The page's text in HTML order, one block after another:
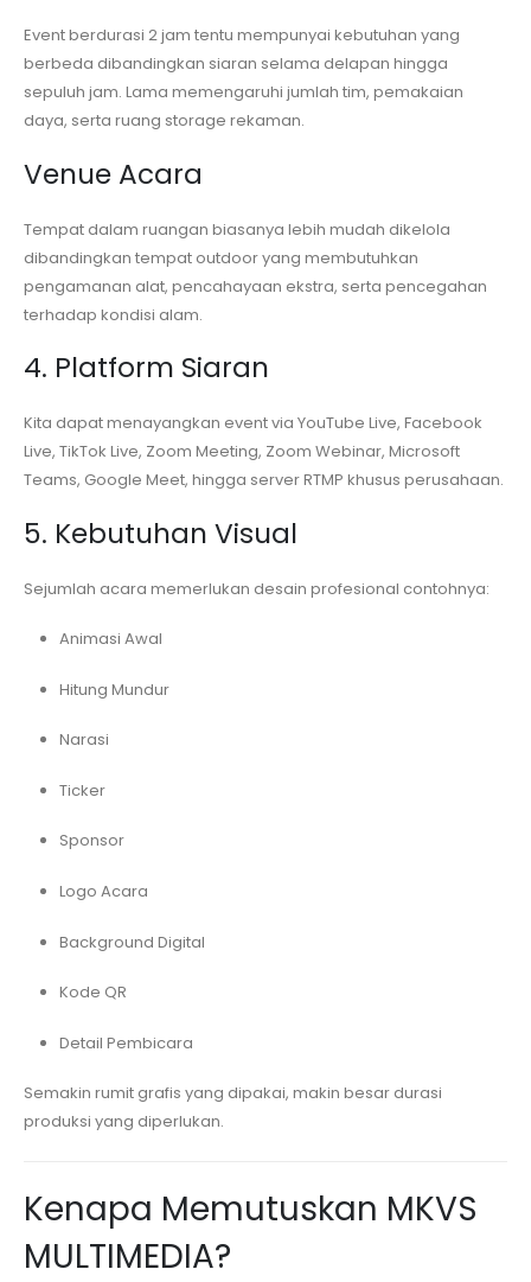
Event berdurasi 2 jam tentu mempunyai kebutuhan yang
berbeda dibandingkan siaran selama delapan hingga
sepuluh jam. Lama memengaruhi jumlah tim, pemakaian
daya, serta ruang storage rekaman.
Venue Acara
Tempat dalam ruangan biasanya lebih mudah dikelola
dibandingkan tempat outdoor yang membutuhkan
pengamanan alat, pencahayaan ekstra, serta pencegahan
terhadap kondisi alam.
4. Platform Siaran
Kita dapat menayangkan event via YouTube Live, Facebook
Live, TikTok Live, Zoom Meeting, Zoom Webinar, Microsoft
Teams, Google Meet, hingga server RTMP khusus perusahaan.
5. Kebutuhan Visual
Sejumlah acara memerlukan desain profesional contohnya:
Animasi Awal
Hitung Mundur
Narasi
Ticker
Sponsor
Logo Acara
Background Digital
Kode QR
Detail Pembicara
Semakin rumit grafis yang dipakai, makin besar durasi
produksi yang diperlukan.
Kenapa Memutuskan MKVS
MULTIMEDIA?